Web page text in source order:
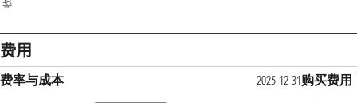
费用
费率与成本 2025-12-31购买费用